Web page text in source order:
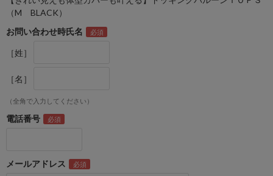
（M BLACK）
お問い合わせ時氏名
［姓］
［名］
（全角で入力してください）
電話番号
メールアドレス